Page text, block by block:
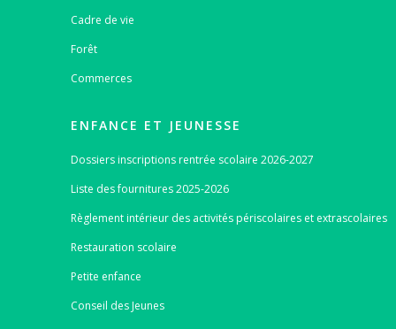
Cadre de vie
Forêt
Commerces
ENFANCE ET JEUNESSE
Dossiers inscriptions rentrée scolaire 2026-2027
Liste des fournitures 2025-2026
Règlement intérieur des activités périscolaires et extrascolaires
Restauration scolaire
Petite enfance
Conseil des Jeunes